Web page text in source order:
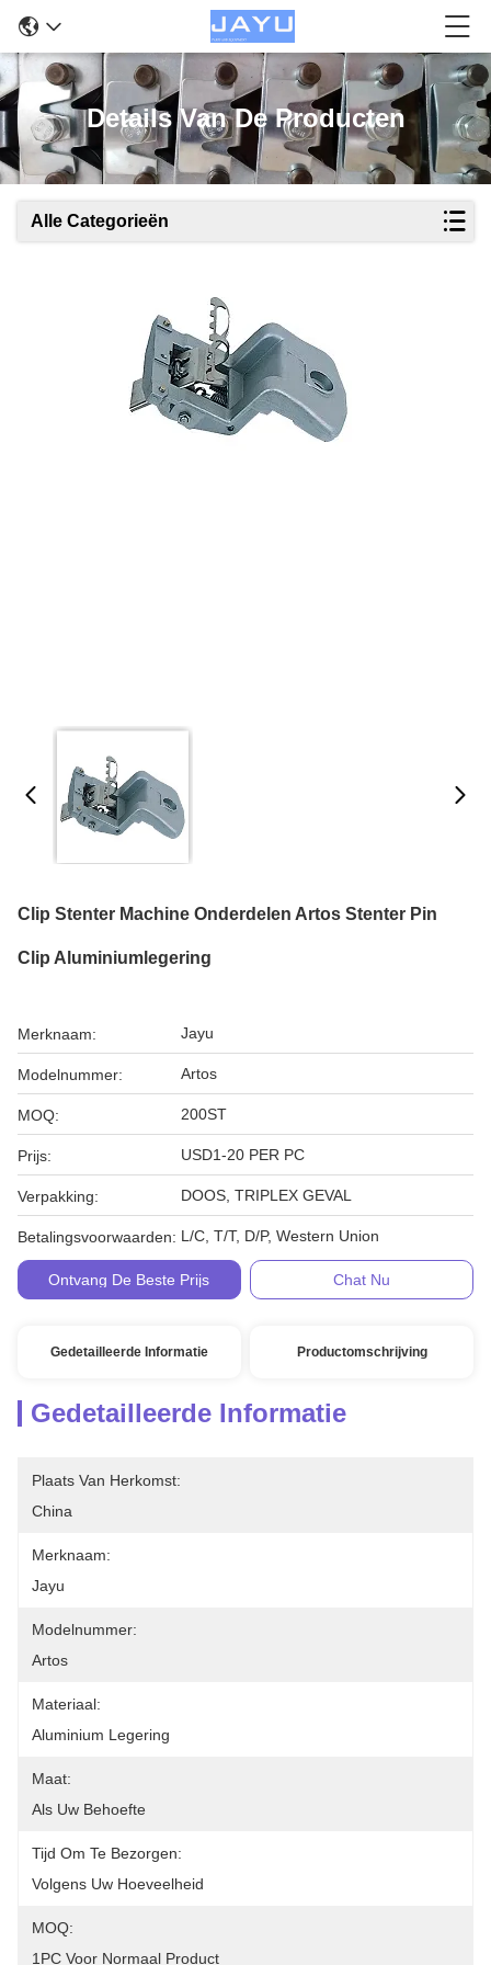
Details Van De Producten
Alle Categorieën
Clip Stenter Machine Onderdelen Artos Stenter Pin
Clip Aluminiumlegering
Merknaam: Jayu
Modelnummer: Artos
MOQ: 200ST
Prijs: USD1-20 PER PC
Verpakking: DOOS, TRIPLEX GEVAL
Betalingsvoorwaarden: L/C, T/T, D/P, Western Union
Ontvang De Beste Prijs Chat Nu
Gedetailleerde Informatie Productomschrijving
Gedetailleerde Informatie
Plaats Van Herkomst:
China
Merknaam:
Jayu
Modelnummer:
Artos
Materiaal:
Aluminium Legering
Maat:
Als Uw Behoefte
Tijd Om Te Bezorgen:
Volgens Uw Hoeveelheid
MOQ:
1PC Voor Normaal Product